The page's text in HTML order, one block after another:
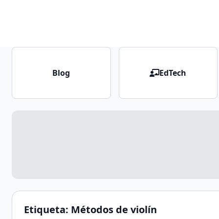
Blog EdTech
Etiqueta: Métodos de violín